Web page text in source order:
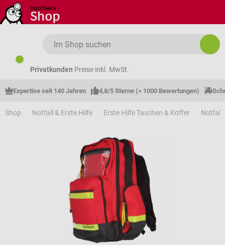
Zum Hauptinhalt springen
Privatkunden Preise inkl. MwSt.
Expertise seit 140 Jahren 4,8/5 Sterne (> 1000 Bewertungen)
Shop Notfall & Erste Hilfe Erste Hilfe Taschen & Koffer